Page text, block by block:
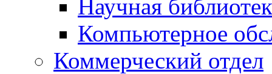
Научная
Компьютерное
Коммерческий отдел